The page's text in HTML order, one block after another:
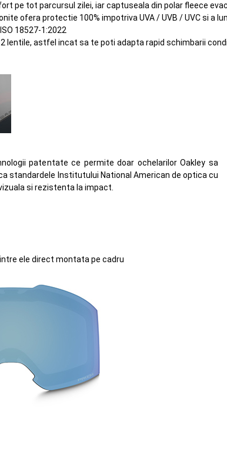
pe tot parcursul zilei, iar captuseala din polar fleece
ofera protectie 100% impotriva UVA / UVB / UVC si a
18527-1:2022
lentile, astfel incat sa te poti adapta rapid schimbarii
patentate ce permite doar ochelarilor Oakley sa
standardele Institutului National American de optica cu
si rezistenta la impact.
ele direct montata pe cadru